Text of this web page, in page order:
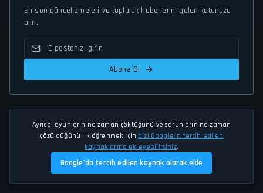
En son güncellemeleri ve topluluk haberlerini gelen kutunuza
alın.
Abone Ol
Ayrıca, oyunların ne zaman çöktüğünü ve sorunların ne zaman
çözüldüğünü ilk öğrenmek için bizi Google'ın tercih edilen
kaynaklarına ekleyebilirsiniz.
Google'da tercih edilen kaynak olarak ekle